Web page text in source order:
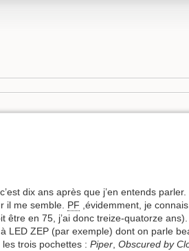
dix ans après que j’en entends
il me semble. PF ,évidemment, je
en 75, j’ai donc treize-quatorze
ZEP (par exemple) dont on parle
trois pochettes : Piper, Obscured by